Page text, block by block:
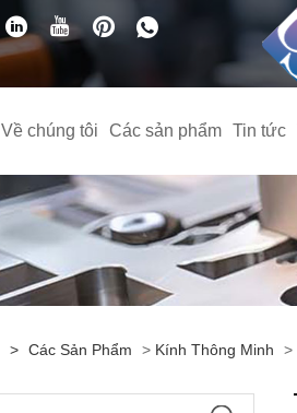
Về chúng tôi Các sản phẩm Tin tức
> Các Sản Phẩm > Kính Thông Minh >